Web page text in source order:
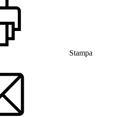
Stampa